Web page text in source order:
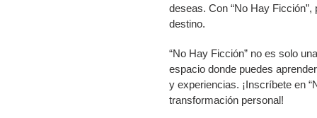
deseas. Con “No Hay
destino.
“No Hay Ficción” no es solo
espacio donde puedes
y experiencias. ¡Inscríbete en
transformación personal!